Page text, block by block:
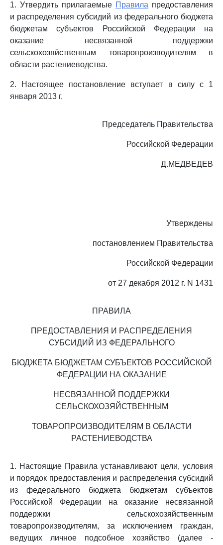
1. Утвердить прилагаемые Правила предоставления
и распределения субсидий из федерального бюджета
бюджетам субъектов Российской Федерации на
оказание несвязанной поддержки
сельскохозяйственным товаропроизводителям в
области растениеводства.
2. Настоящее постановление вступает в силу с 1
января 2013 г.
Председатель Правительства
Российской Федерации
Д.МЕДВЕДЕВ
Утверждены
постановлением Правительства
Российской Федерации
от 27 декабря 2012 г. N 1431
ПРАВИЛА
ПРЕДОСТАВЛЕНИЯ И РАСПРЕДЕЛЕНИЯ
СУБСИДИЙ ИЗ ФЕДЕРАЛЬНОГО
БЮДЖЕТА БЮДЖЕТАМ СУБЪЕКТОВ РОССИЙСКОЙ
ФЕДЕРАЦИИ НА ОКАЗАНИЕ
НЕСВЯЗАННОЙ ПОДДЕРЖКИ
СЕЛЬСКОХОЗЯЙСТВЕННЫМ
ТОВАРОПРОИЗВОДИТЕЛЯМ В ОБЛАСТИ
РАСТЕНИЕВОДСТВА
1. Настоящие Правила устанавливают цели, условия
и порядок предоставления и распределения субсидий
из федерального бюджета бюджетам субъектов
Российской Федерации на оказание несвязанной
поддержки сельскохозяйственным
товаропроизводителям, за исключением граждан,
ведущих личное подсобное хозяйство (далее -